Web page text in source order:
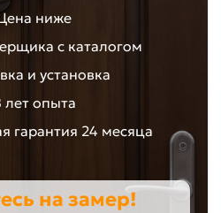
ниже
с каталогом
и установка
лет опыта
гарантия 24 месяца
на замер!